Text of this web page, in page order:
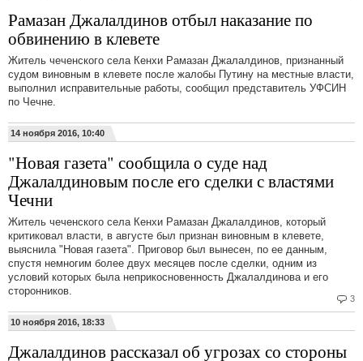
Рамазан Джалалдинов отбыл наказание по
обвинению в клевете
Житель чеченского села Кенхи Рамазан Джалалдинов, признанный
судом виновным в клевете после жалобы Путину на местные власти,
выполнил исправительные работы, сообщил представитель УФСИН
по Чечне.
14 ноября 2016, 10:40
3
"Новая газета" сообщила о суде над
Джалалдиновым после его сделки с властями
Чечни
Житель чеченского села Кенхи Рамазан Джалалдинов, который
критиковал власти, в августе был признан виновным в клевете,
выяснила "Новая газета". Приговор был вынесен, по ее данным,
спустя немногим более двух месяцев после сделки, одним из
условий которых была неприкосновенность Джалалдинова и его
сторонников.
10 ноября 2016, 18:33
Джалалдинов рассказал об угрозах со стороны